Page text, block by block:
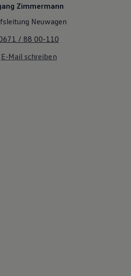
Zimmermann
Neuwagen
/ 88 00-110
E-Mail schreiben